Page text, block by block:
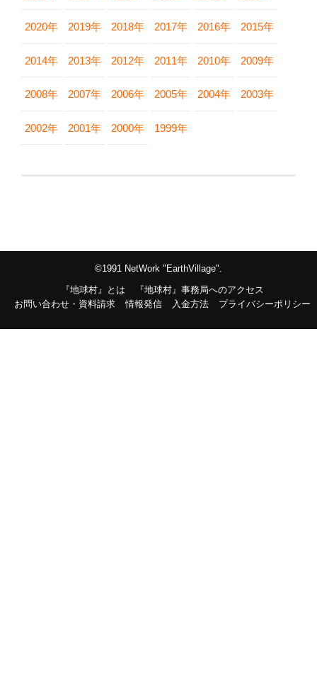
2020年 2019年 2018年 2017年 2016年 2015年
2014年 2013年 2012年 2011年 2010年 2009年
2008年 2007年 2006年 2005年 2004年 2003年
2002年 2001年 2000年 1999年
©1991 NetWork "EarthVillage".
『地球村』とは
『地球村』事務局へのアクセス
お問い合わせ・資料請求
情報発信 入金方法 プライバシーポリシー